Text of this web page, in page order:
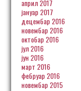
април 2017
јануар 2017
децембар 2016
новембар 2016
октобар 2016
јул 2016
јун 2016
март 2016
фебруар 2016
новембар 2015